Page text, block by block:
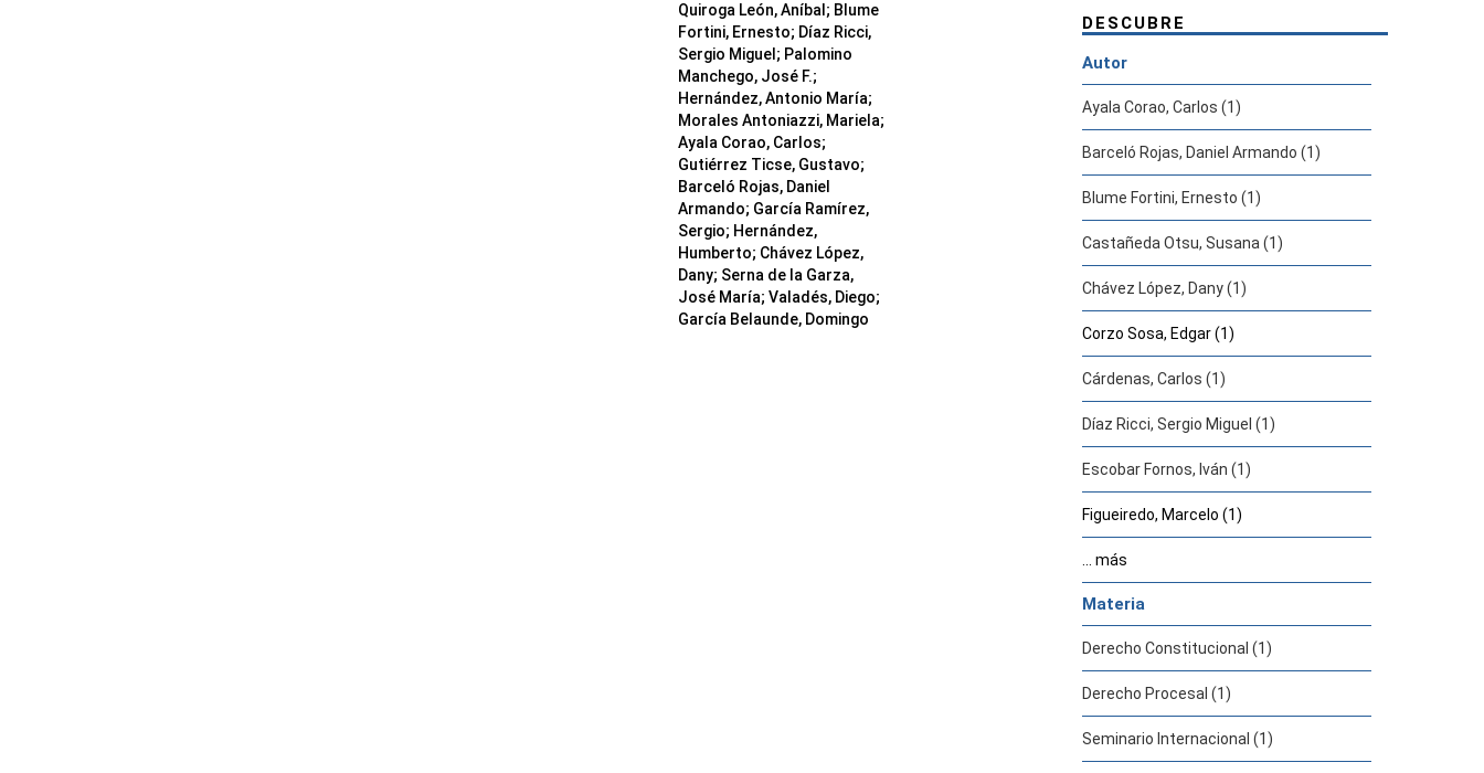
Quiroga León, Aníbal ; Blume
Fortini, Ernesto; Díaz Ricci,
Sergio Miguel ; Palomino
Manchego, José F.;
Hernández, Antonio María;
Morales Antoniazzi, Mariela;
Ayala Corao, Carlos;
Gutiérrez Ticse, Gustavo;
Barceló Rojas, Daniel
Armando; García Ramírez,
Sergio; Hernández,
Humberto; Chávez López,
Dany; Serna de la Garza,
José María; Valadés, Diego;
García Belaunde, Domingo
DESCUBRE
Autor
Ayala Corao, Carlos (1)
Barceló Rojas, Daniel Armando (1)
Blume Fortini, Ernesto (1)
Castañeda Otsu, Susana (1)
Chávez López, Dany (1)
Corzo Sosa, Edgar (1)
Cárdenas, Carlos (1)
Díaz Ricci, Sergio Miguel (1)
Escobar Fornos, Iván (1)
Figueiredo, Marcelo (1)
... más
Materia
Derecho Constitucional (1)
Derecho Procesal (1)
Seminario Internacional (1)